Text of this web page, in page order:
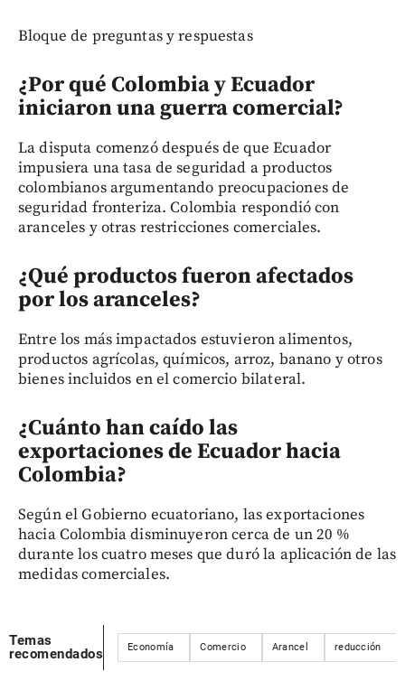
Bloque de preguntas y respuestas
¿Por qué Colombia y Ecuador
iniciaron una guerra comercial?
La disputa comenzó después de que Ecuador
impusiera una tasa de seguridad a productos
colombianos argumentando preocupaciones de
seguridad fronteriza. Colombia respondió con
aranceles y otras restricciones comerciales.
¿Qué productos fueron afectados
por los aranceles?
Entre los más impactados estuvieron alimentos,
productos agrícolas, químicos, arroz, banano y otros
bienes incluidos en el comercio bilateral.
¿Cuánto han caído las
exportaciones de Ecuador hacia
Colombia?
Según el Gobierno ecuatoriano, las exportaciones
hacia Colombia disminuyeron cerca de un 20 %
durante los cuatro meses que duró la aplicación de las
medidas comerciales.
Temas
recomendados
Economía Comercio Arancel reducción